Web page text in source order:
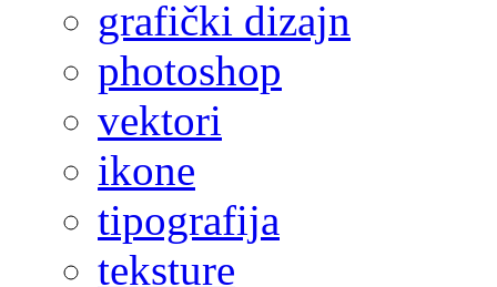
grafički dizajn
photoshop
vektori
ikone
tipografija
teksture